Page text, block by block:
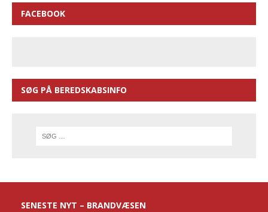
FACEBOOK
SØG PÅ BEREDSKABSINFO
SENESTE NYT – BRANDVÆSEN